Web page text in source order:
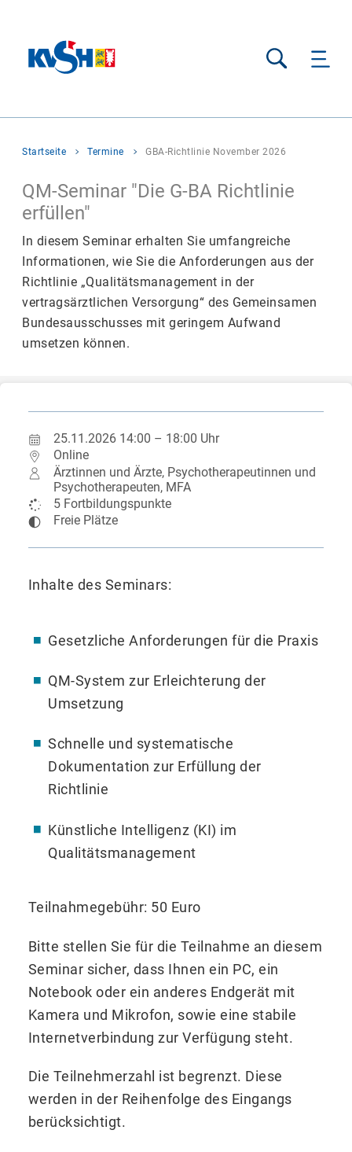
Suche
Sie
hier:
Startseite Termine GBA-Richtlinie November 2026
QM-Seminar "Die G-BA Richtlinie
erfüllen"
In diesem Seminar erhalten Sie umfangreiche
Informationen, wie Sie die Anforderungen aus der
Richtlinie „Qualitätsmanagement in der
vertragsärztlichen Versorgung“ des Gemeinsamen
Bundesausschusses mit geringem Aufwand
umsetzen können.
25.11.2026 14:00 – 18:00 Uhr
Online
Ärztinnen und Ärzte, Psychotherapeutinnen und
Psychotherapeuten, MFA
5 Fortbildungspunkte
Freie Plätze
Inhalte des Seminars:
Gesetzliche Anforderungen für die Praxis
QM-System zur Erleichterung der
Umsetzung
Schnelle und systematische
Dokumentation zur Erfüllung der
Richtlinie
Künstliche Intelligenz (KI) im
Qualitätsmanagement
Teilnahmegebühr: 50 Euro
Bitte stellen Sie für die Teilnahme an diesem
Seminar sicher, dass Ihnen ein PC, ein
Notebook oder ein anderes Endgerät mit
Kamera und Mikrofon, sowie eine stabile
Internetverbindung zur Verfügung steht.
Die Teilnehmerzahl ist begrenzt. Diese
werden in der Reihenfolge des Eingangs
berücksichtigt.